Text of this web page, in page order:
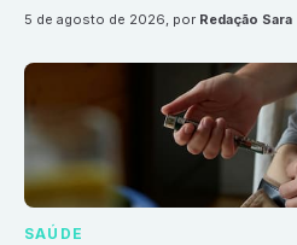
5 de agosto de 2026, por Redação Sara
SAÚDE